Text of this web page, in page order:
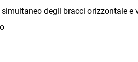
degli bracci orizzontale e